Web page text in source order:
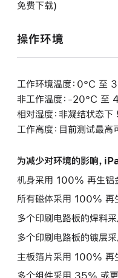
免费下载)
操作环境
工作环境温度：0°C
非工作温度：-20°C
相对湿度：非凝结状态
工作高度：目前测试最
为减少对环境的影响，
机身采用 100% 再生铝
所有磁体采用 100% 再
多个印刷电路板的焊料
多个印刷电路板的镀层
主板箔片采用 100% 再
多个组件采用 35% 或